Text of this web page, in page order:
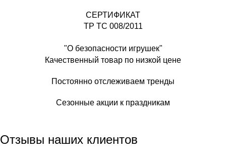
СЕРТИФИКАТ
ТР ТС 008/2011
"О безопасности игрушек"
Качественный товар по низкой цене
Постоянно отслеживаем тренды
Сезонные акции к праздникам
Отзывы наших клиентов